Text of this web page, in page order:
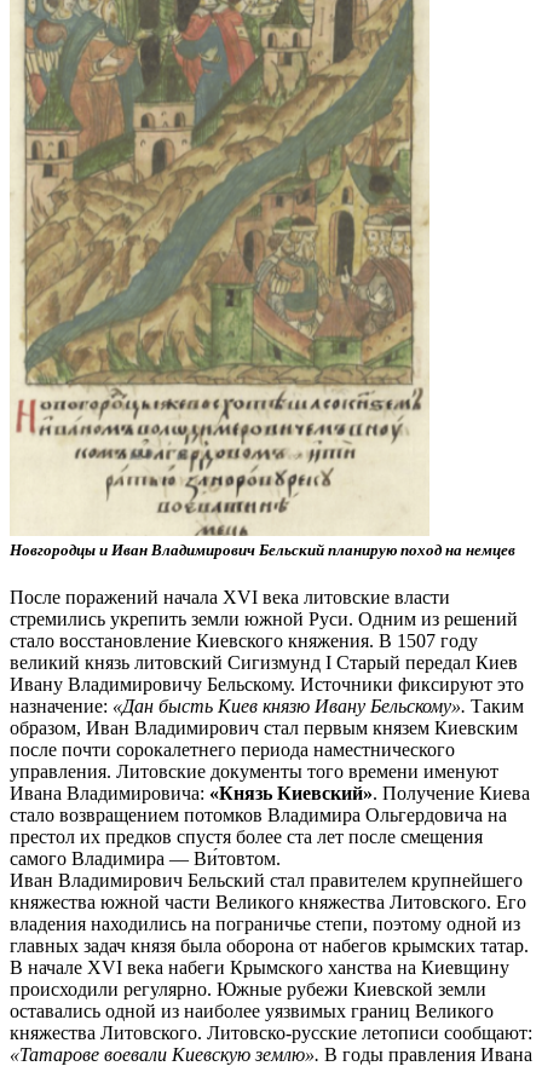
Новгородцы и Иван Владимирович Бельский планирую поход на немцев
После поражений начала XVI века литовские власти
стремились укрепить земли южной Руси. Одним из решений
стало восстановление Киевского княжения. В 1507 году
великий князь литовский Сигизмунд I Старый передал Киев
Ивану Владимировичу Бельскому. Источники фиксируют это
назначение: «Дан бысть Киев князю Ивану Бельскому». Таким
образом, Иван Владимирович стал первым князем Киевским
после почти сорокалетнего периода наместнического
управления. Литовские документы того времени именуют
Ивана Владимировича: «Князь Киевский». Получение Киева
стало возвращением потомков Владимира Ольгердовича на
престол их предков спустя более ста лет после смещения
самого Владимира — Ви́товтом.
Иван Владимирович Бельский стал правителем крупнейшего
княжества южной части Великого княжества Литовского. Его
владения находились на пограничье степи, поэтому одной из
главных задач князя была оборона от набегов крымских татар.
В начале XVI века набеги Крымского ханства на Киевщину
происходили регулярно. Южные рубежи Киевской земли
оставались одной из наиболее уязвимых границ Великого
княжества Литовского. Литовско-русские летописи сообщают:
«Татарове воевали Киевскую землю». В годы правления Ивана